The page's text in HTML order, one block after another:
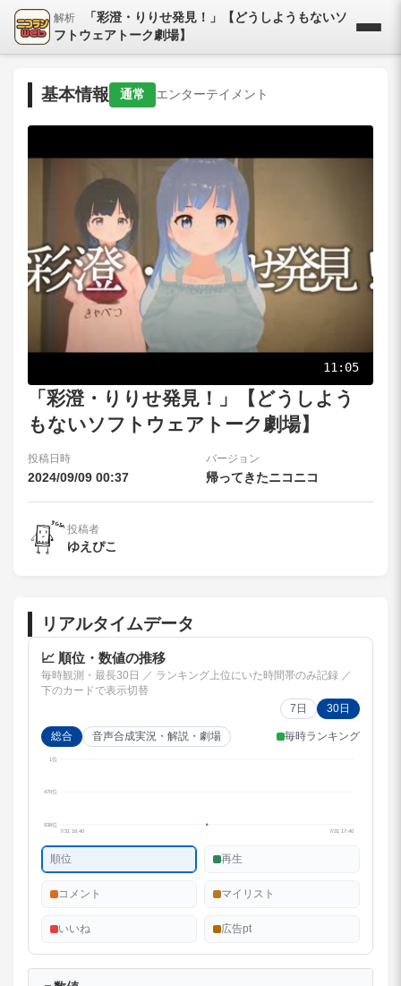
解析
「彩澄・りりせ発見！」【どうしようもないソ
フトウェアトーク劇場】
基本情報 通常 エンターテイメント
11:05
「彩澄・りりせ発見！」【どうしよう
もないソフトウェアトーク劇場】
投稿日時
2024/09/09 00:37
バージョン
帰ってきたニコニコ
投稿者
ゆえぴこ
リアルタイムデータ
📈 順位・数値の推移
毎時観測・最長30日 ／ ランキング上位にいた時間帯のみ記録 ／
下のカードで表示切替
7日
30日
総合 音声合成実況・解説・劇場 毎時ランキング
1位
470位
938位
7/31 16:40
7/31 17:40
順位 再生
コメント マイリスト
いいね 広告pt